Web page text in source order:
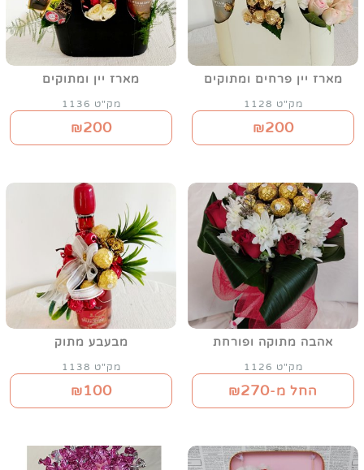
מארז יין פרחים ומתוקים
מק"ט 1128
₪200
מארז יין ומתוקים
מק"ט 1136
₪200
אהבה מתוקה ופורחת
מק"ט 1126
החל מ-₪270
מבעבע מתוק
מק"ט 1138
₪100